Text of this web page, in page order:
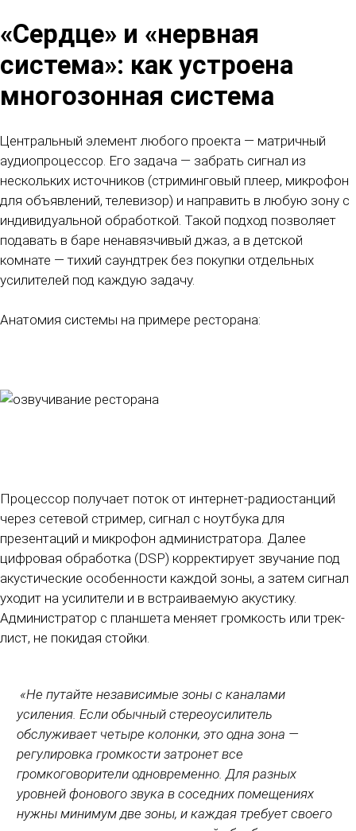
«Сердце» и «нервная
система»: как устроена
многозонная система
Центральный элемент любого проекта — матричный
аудиопроцессор. Его задача — забрать сигнал из
нескольких источников (стриминговый плеер, микрофон
для объявлений, телевизор) и направить в любую зону с
индивидуальной обработкой. Такой подход позволяет
подавать в баре ненавязчивый джаз, а в детской
комнате — тихий саундтрек без покупки отдельных
усилителей под каждую задачу.
Анатомия системы на примере ресторана:
Процессор получает поток от интернет-радиостанций
через сетевой стример, сигнал с ноутбука для
презентаций и микрофон администратора. Далее
цифровая обработка (DSP) корректирует звучание под
акустические особенности каждой зоны, а затем сигнал
уходит на усилители и в встраиваемую акустику.
Администратор с планшета меняет громкость или трек-
лист, не покидая стойки.
«Не путайте независимые зоны с каналами
усиления. Если обычный стереоусилитель
обслуживает четыре колонки, это одна зона —
регулировка громкости затронет все
громкоговорители одновременно. Для разных
уровней фонового звука в соседних помещениях
нужны минимум две зоны, и каждая требует своего